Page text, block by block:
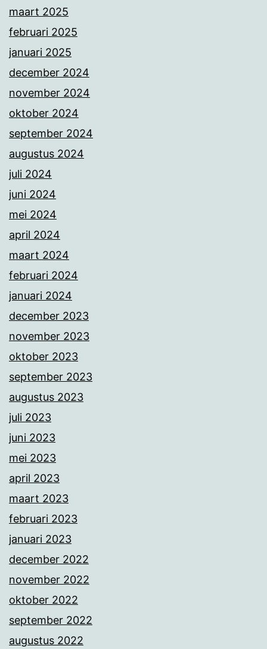
maart 2025
februari 2025
januari 2025
december 2024
november 2024
oktober 2024
september 2024
augustus 2024
juli 2024
juni 2024
mei 2024
april 2024
maart 2024
februari 2024
januari 2024
december 2023
november 2023
oktober 2023
september 2023
augustus 2023
juli 2023
juni 2023
mei 2023
april 2023
maart 2023
februari 2023
januari 2023
december 2022
november 2022
oktober 2022
september 2022
augustus 2022